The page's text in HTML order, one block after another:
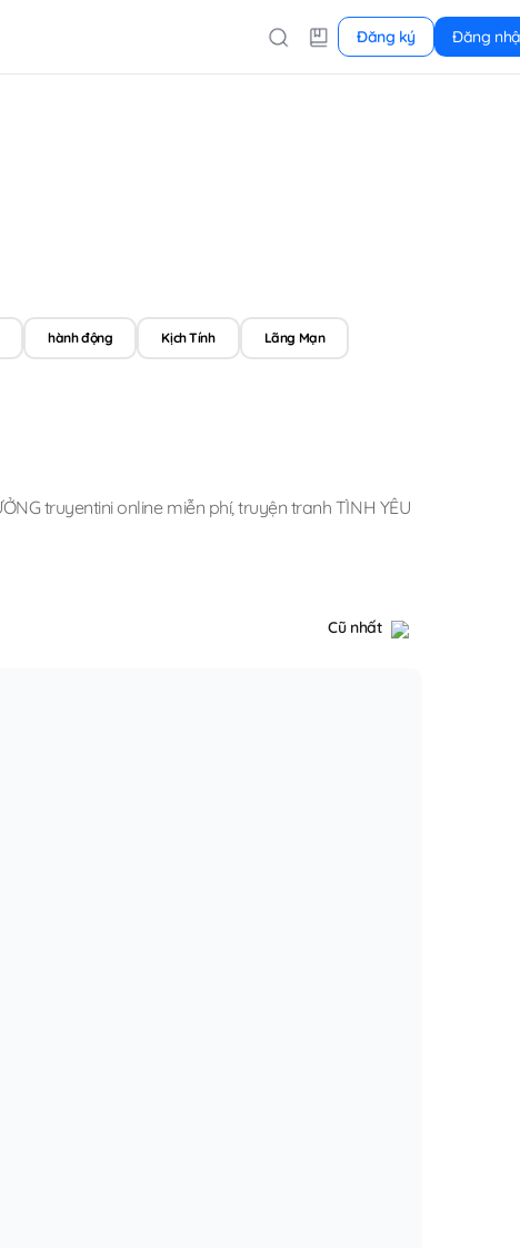
Đăng ký Đăng
hành động Kịch Tính Lãng Mạn
truyentini online miễn phí,truyện tranh TÌNH YÊU
Cũ nhất